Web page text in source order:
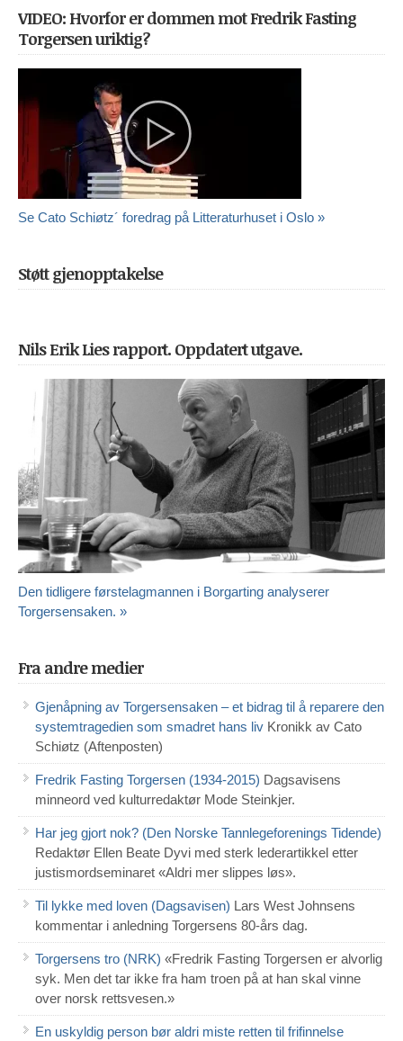
VIDEO: Hvorfor er dommen mot Fredrik Fasting
Torgersen uriktig?
Se Cato Schiøtz´ foredrag på Litteraturhuset i Oslo »
Støtt gjenopptakelse
Nils Erik Lies rapport. Oppdatert utgave.
Den tidligere førstelagmannen i Borgarting analyserer
Torgersensaken. »
Fra andre medier
Gjenåpning av Torgersensaken – et bidrag til å reparere den
systemtragedien som smadret hans liv Kronikk av Cato
Schiøtz (Aftenposten)
Fredrik Fasting Torgersen (1934-2015) Dagsavisens
minneord ved kulturredaktør Mode Steinkjer.
Har jeg gjort nok? (Den Norske Tannlegeforenings Tidende)
Redaktør Ellen Beate Dyvi med sterk lederartikkel etter
justismordseminaret «Aldri mer slippes løs».
Til lykke med loven (Dagsavisen) Lars West Johnsens
kommentar i anledning Torgersens 80-års dag.
Torgersens tro (NRK) «Fredrik Fasting Torgersen er alvorlig
syk. Men det tar ikke fra ham troen på at han skal vinne
over norsk rettsvesen.»
En uskyldig person bør aldri miste retten til frifinnelse